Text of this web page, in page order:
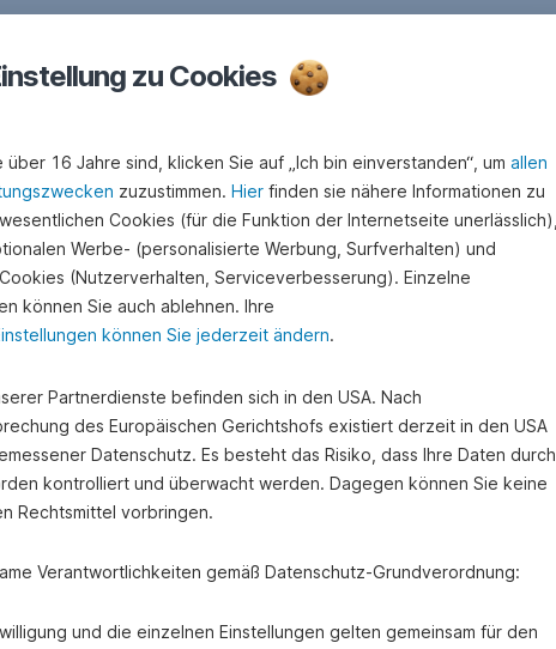
zu Cookies
über 16 Jahre sind, klicken Sie auf „Ich bin einverstanden“, um allen
zuzustimmen. Hier finden sie nähere Informationen zu
Cookies (für die Funktion der Internetseite unerlässlich),
Werbe- (personalisierte Werbung, Surfverhalten) und
(Nutzerverhalten, Serviceverbesserung). Einzelne
können Sie auch ablehnen. Ihre
können Sie jederzeit ändern.
Partnerdienste befinden sich in den USA. Nach
des Europäischen Gerichtshofs existiert derzeit in den USA
Datenschutz. Es besteht das Risiko, dass Ihre Daten durch
kontrolliert und überwacht werden. Dagegen können Sie keine
Rechtsmittel vorbringen.
Verantwortlichkeiten gemäß Datenschutz-Grundverordnung:
und die einzelnen Einstellungen gelten gemeinsam für den